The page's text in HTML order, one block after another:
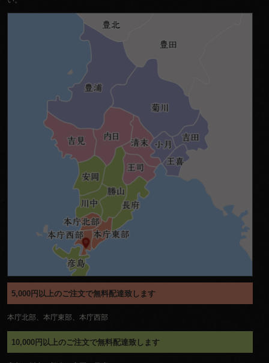
ゲ
5,000円以上のご注文で無料配達致します
本庁北部、本庁東部、本庁西部
10,000円以上のご注文で無料配達致します